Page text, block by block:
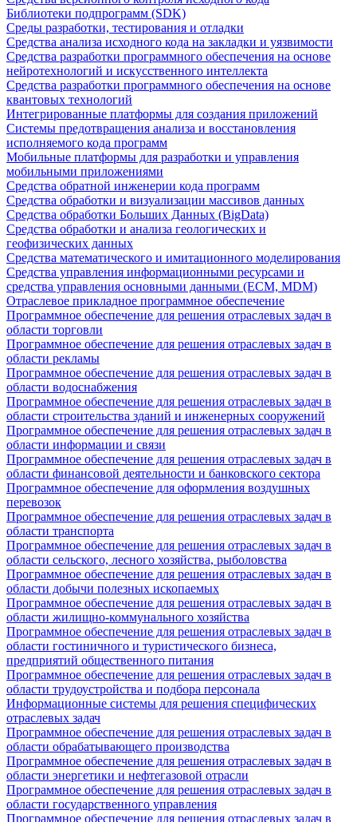
Библиотеки подпрограмм (SDK)
Среды разработки, тестирования и отладки
Средства анализа исходного кода на закладки и уязвимости
Средства разработки программного обеспечения на основе
нейротехнологий и искусственного интеллекта
Средства разработки программного обеспечения на основе
квантовых технологий
Интегрированные платформы для создания приложений
Системы предотвращения анализа и восстановления
исполняемого кода программ
Мобильные платформы для разработки и управления
мобильными приложениями
Средства обратной инженерии кода программ
Средства обработки и визуализации массивов данных
Средства обработки Больших Данных (BigData)
Средства обработки и анализа геологических и
геофизических данных
Средства математического и имитационного моделирования
Средства управления информационными ресурсами и
средства управления основными данными (ECM, MDM)
Отраслевое прикладное программное обеспечение
Программное обеспечение для решения отраслевых задач в
области торговли
Программное обеспечение для решения отраслевых задач в
области рекламы
Программное обеспечение для решения отраслевых задач в
области водоснабжения
Программное обеспечение для решения отраслевых задач в
области строительства зданий и инженерных сооружений
Программное обеспечение для решения отраслевых задач в
области информации и связи
Программное обеспечение для решения отраслевых задач в
области финансовой деятельности и банковского сектора
Программное обеспечение для оформления воздушных
перевозок
Программное обеспечение для решения отраслевых задач в
области транспорта
Программное обеспечение для решения отраслевых задач в
области сельского, лесного хозяйства, рыболовства
Программное обеспечение для решения отраслевых задач в
области добычи полезных ископаемых
Программное обеспечение для решения отраслевых задач в
области жилищно-коммунального хозяйства
Программное обеспечение для решения отраслевых задач в
области гостиничного и туристического бизнеса,
предприятий общественного питания
Программное обеспечение для решения отраслевых задач в
области трудоустройства и подбора персонала
Информационные системы для решения специфических
отраслевых задач
Программное обеспечение для решения отраслевых задач в
области обрабатывающего производства
Программное обеспечение для решения отраслевых задач в
области энергетики и нефтегазовой отрасли
Программное обеспечение для решения отраслевых задач в
области государственного управления
Программное обеспечение для решения отраслевых задач в